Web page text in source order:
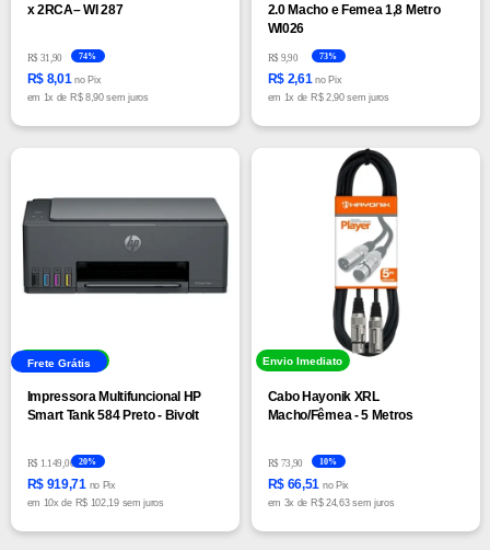
x 2RCA– WI 287
R$ 31,90
R$ 8,01no Pix
em 1x de R$ 8,90 sem juros
74%
2.0 Macho e Femea 1,8 Metro
WI026
R$ 9,90
R$ 2,61no Pix
em 1x de R$ 2,90 sem juros
73%
Envio Imediato
Frete Grátis
Impressora Multifuncional HP
Smart Tank 584 Preto - Bivolt
R$ 1.149,00
R$ 919,71no Pix
em 10x de R$ 102,19 sem juros
20%
Envio Imediato
Cabo Hayonik XRL
Macho/Fêmea - 5 Metros
R$ 73,90
R$ 66,51 no Pix
em 3x de R$ 24,63 sem juros
10%